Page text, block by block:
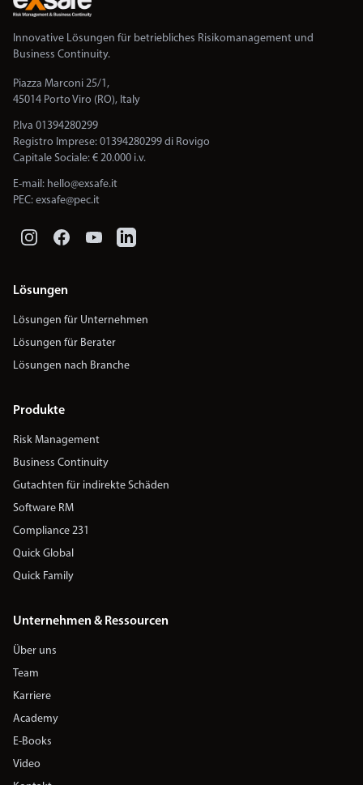
Innovative Lösungen für betriebliches Risikomanagement und
Business Continuity.
Piazza Marconi 25/1,
45014 Porto Viro (RO), Italy
P.Iva 01394280299
Registro Imprese: 01394280299 di Rovigo
Capitale Sociale: € 20.000 i.v.
E-mail: hello@exsafe.it
PEC:exsafe@pec.it
Lösungen
Lösungen für Unternehmen
Lösungen für Berater
Lösungen nach Branche
Produkte
Risk Management
Business Continuity
Gutachten für indirekte Schäden
Software RM
Compliance 231
Quick Global
Quick Family
Unternehmen & Ressourcen
Über uns
Team
Karriere
Academy
E-Books
Video